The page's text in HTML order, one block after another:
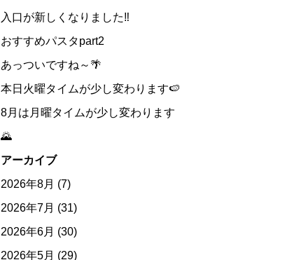
入口が新しくなりました‼
おすすめパスタpart2
あっついですね～🌴
本日火曜タイムが少し変わります🍉
8月は月曜タイムが少し変わります
🌄
アーカイブ
2026年8月 (7)
2026年7月 (31)
2026年6月 (30)
2026年5月 (29)